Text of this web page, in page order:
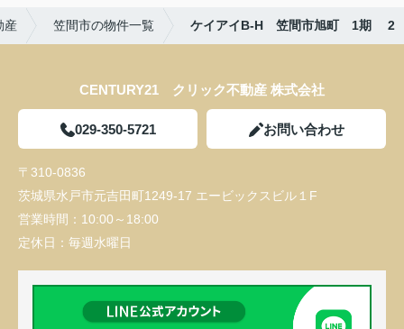
産 笠間市の物件一覧 ケイアイB-H 笠間市旭町 1期 2
CENTURY21 クリック不動産 株式会社
029-350-5721 お問い合わせ
〒310-0836
茨城県水戸市元吉田町1249-17 エービックスビル１F
営業時間： 10:00～18:00
定休日： 毎週水曜日